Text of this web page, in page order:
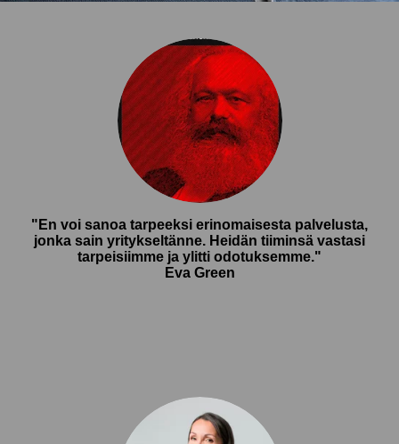
"En voi sanoa tarpeeksi erinomaisesta palvelusta,
jonka sain yritykseltänne. Heidän tiiminsä vastasi
tarpeisiimme ja ylitti odotuksemme."
Eva Green